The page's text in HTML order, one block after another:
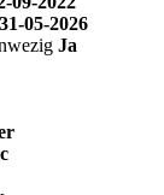
31-05-2026
Ja